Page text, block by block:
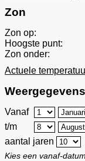
Zon
Zon op:
Hoogste punt:
Zon onder:
Actuele
Vanaf
t/m
aantal jaren
Kies een vanaf-